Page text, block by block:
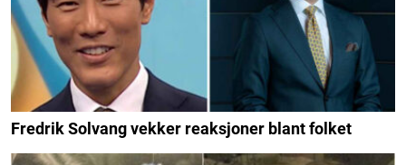
Fredrik Solvang vekker reaksjoner blant folket